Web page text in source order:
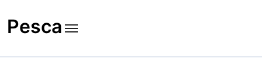
to
content
Pesca